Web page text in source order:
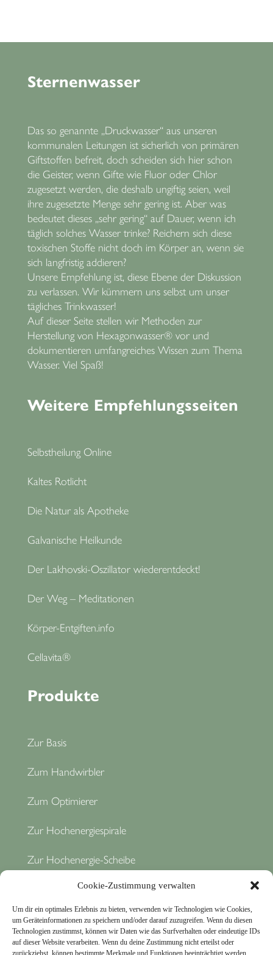
Cookie-Zustimmung verwalten
Um dir ein optimales Erlebnis zu bieten, verwenden wir Technologien wie Cookies,
um Geräteinformationen zu speichern und/oder darauf zuzugreifen. Wenn du diesen
Technologien zustimmst, können wir Daten wie das Surfverhalten oder eindeutige IDs
auf dieser Website verarbeiten. Wenn du deine Zustimmung nicht erteilst oder
zurückziehst, können bestimmte Merkmale und Funktionen beeinträchtigt werden.
Sternenwasser
Das so genannte „Druckwasser“ aus unseren
kommunalen Leitungen ist sicherlich von primären
Giftstoffen befreit, doch scheiden sich hier schon
die Geister, wenn Gifte wie Fluor oder Chlor
zugesetzt werden, die deshalb ungiftig seien, weil
ihre zugesetzte Menge sehr gering ist. Aber was
bedeutet dieses „sehr gering“ auf Dauer, wenn ich
täglich solches Wasser trinke? Reichern sich diese
toxischen Stoffe nicht doch im Körper an, wenn sie
sich langfristig addieren?
Unsere Empfehlung ist, diese Ebene der Diskussion
zu verlassen. Wir kümmern uns selbst um unser
tägliches Trinkwasser!
Auf dieser Seite stellen wir Methoden zur
Herstellung von Hexagonwasser® vor und
dokumentieren umfangreiches Wissen zum Thema
Wasser. Viel Spaß!
Weitere Empfehlungsseiten
Selbstheilung Online
Kaltes Rotlicht
Die Natur als Apotheke
Galvanische Heilkunde
Der Lakhovski-Oszillator wiederentdeckt!
Der Weg – Meditationen
Körper-Entgiften.info
Cellavita®
Produkte
Zur Basis
Zum Handwirbler
Zum Optimierer
Zur Hochenergiespirale
Zur Hochenergie-Scheibe